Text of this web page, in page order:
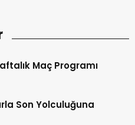
Maç Programı
Son Yolculuğuna